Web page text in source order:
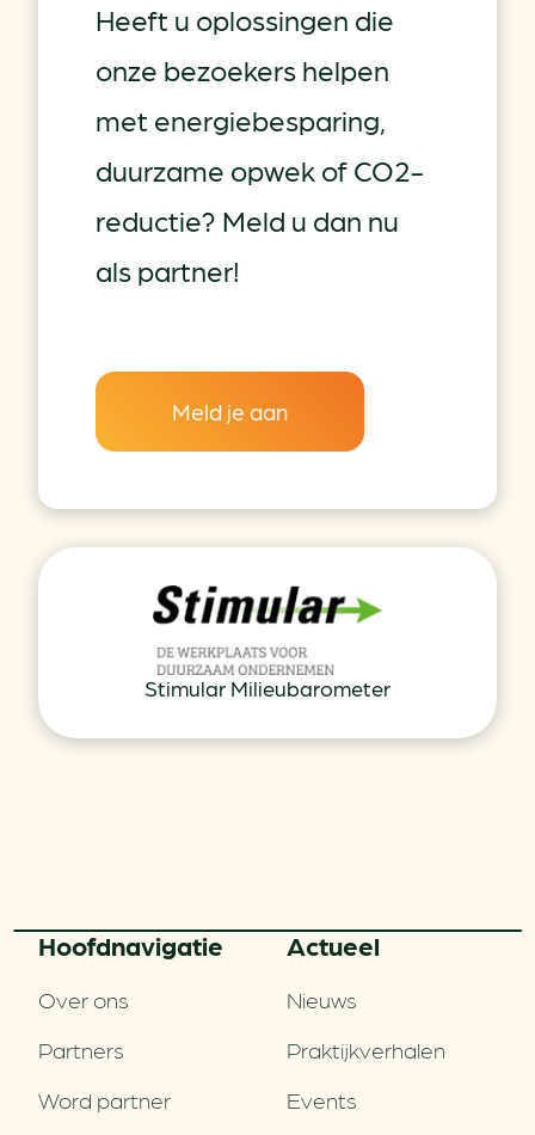
Heeft u oplossingen die
onze bezoekers helpen
met energiebesparing,
duurzame opwek of CO2-
reductie? Meld u dan nu
als partner!
Meld je aan
Stimular Milieubarometer
Hoofd­navigatie
Over ons
Partners
Word partner
Actueel
Nieuws
Praktijkverhalen
Events